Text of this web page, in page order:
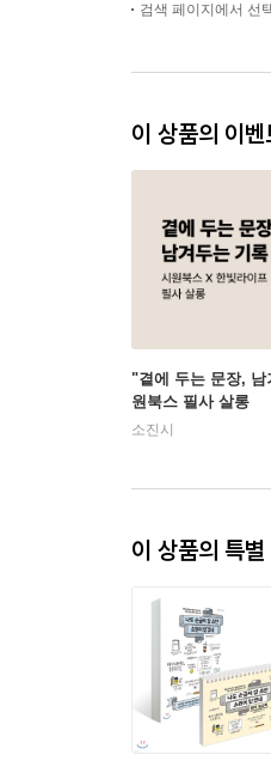
검색 페이지에서 선
이 상품의 이벤
"곁에 두는 문장, 남
원북스 필사 살롱
소진시
이 상품의 특별